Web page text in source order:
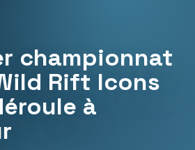
championnat
Rift Icons
à